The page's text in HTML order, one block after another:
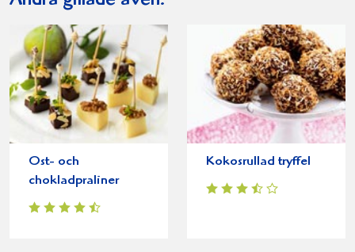
Ost- och
chokladpraliner
Kokosrullad tryffel